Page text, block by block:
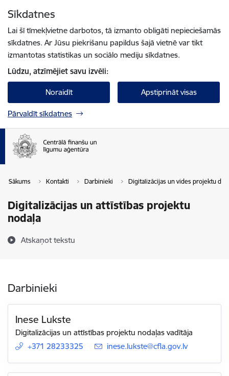
Sīkdatnes
Lai šī tīmekļvietne darbotos, tā izmanto obligāti nepieciešamās
sīkdatnes. Ar Jūsu piekrišanu papildus šajā vietnē var tikt
izmantotas statistikas un sociālo mediju sīkdatnes.
Lūdzu, atzīmējiet savu izvēli:
Noraidīt Apstiprināt visas
Pārvaldīt sīkdatnes
Sākums Kontakti Darbinieki Digitalizācijas un vides projektu
Digitalizācijas un attīstības projektu
nodaļa
Atskaņot tekstu
Darbinieki
Inese Lukste
Digitalizācijas un attīstības projektu nodaļas vadītāja
+371 28233325
E-pasts:
inese.lukste@cfla.gov.lv